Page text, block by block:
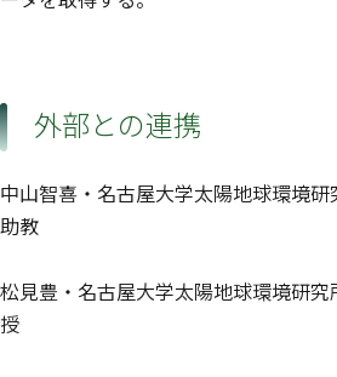
外部との連携
中山智喜・名古屋大学太陽地球環境研
助教
松見豊・名古屋大学太陽地球環境研
授